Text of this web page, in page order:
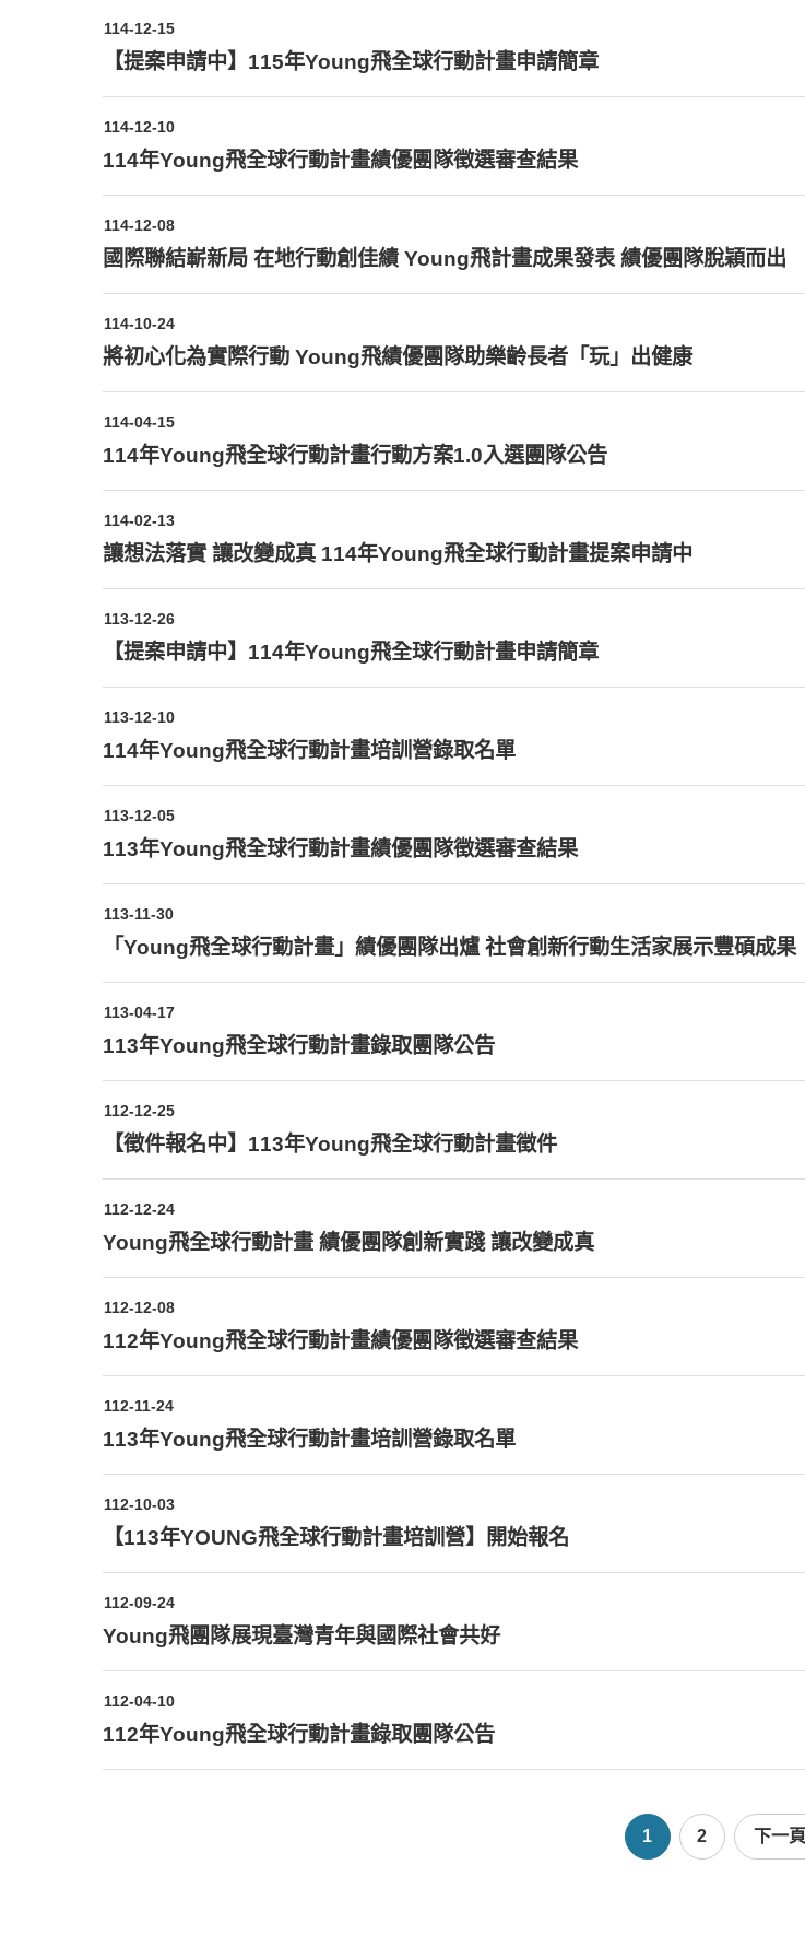
114-12-15
【提案申請中】115年Young飛全球行動計畫申請簡章
114-12-10
114年Young飛全球行動計畫績優團隊徵選審查結果
114-12-08
國際聯結嶄新局 在地行動創佳績 Young飛計畫成果發表 績優團隊脫穎而出
114-10-24
將初心化為實際行動 Young飛績優團隊助樂齡長者「玩」出健康
114-04-15
114年Young飛全球行動計畫行動方案1.0入選團隊公告
114-02-13
讓想法落實 讓改變成真 114年Young飛全球行動計畫提案申請中
113-12-26
【提案申請中】114年Young飛全球行動計畫申請簡章
113-12-10
114年Young飛全球行動計畫培訓營錄取名單
113-12-05
113年Young飛全球行動計畫績優團隊徵選審查結果
113-11-30
「Young飛全球行動計畫」績優團隊出爐 社會創新行動生活家展示豐碩成果
113-04-17
113年Young飛全球行動計畫錄取團隊公告
112-12-25
【徵件報名中】113年Young飛全球行動計畫徵件
112-12-24
Young飛全球行動計畫 績優團隊創新實踐 讓改變成真
112-12-08
112年Young飛全球行動計畫績優團隊徵選審查結果
112-11-24
113年Young飛全球行動計畫培訓營錄取名單
112-10-03
【113年YOUNG飛全球行動計畫培訓營】開始報名
112-09-24
Young飛團隊展現臺灣青年與國際社會共好
112-04-10
112年Young飛全球行動計畫錄取團隊公告
1 2 下一頁